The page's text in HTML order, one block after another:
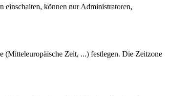
einschalten, können nur Administratoren,
(Mitteleuropäische Zeit, ...) festlegen. Die Zeitzone